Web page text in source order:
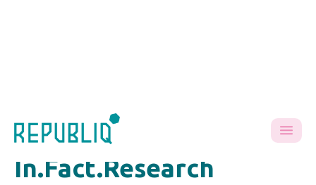
Samenwerking met
In.Fact.Research